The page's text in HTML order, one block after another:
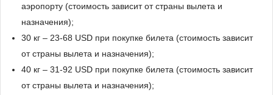
аэропорту (стоимость зависит от страны вылета и
назначения);
30 кг – 23-68 USD при покупке билета (стоимость зависит
от страны вылета и назначения);
40 кг – 31-92 USD при покупке билета (стоимость зависит
от страны вылета и назначения);